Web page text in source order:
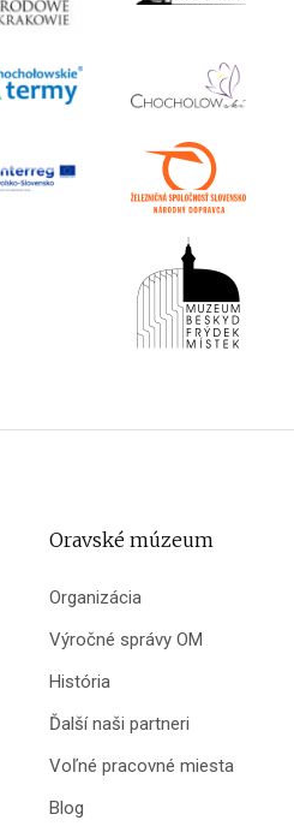
Oravské múzeum
Organizácia
Výročné správy OM
História
Ďalší naši partneri
Voľné pracovné miesta
Blog